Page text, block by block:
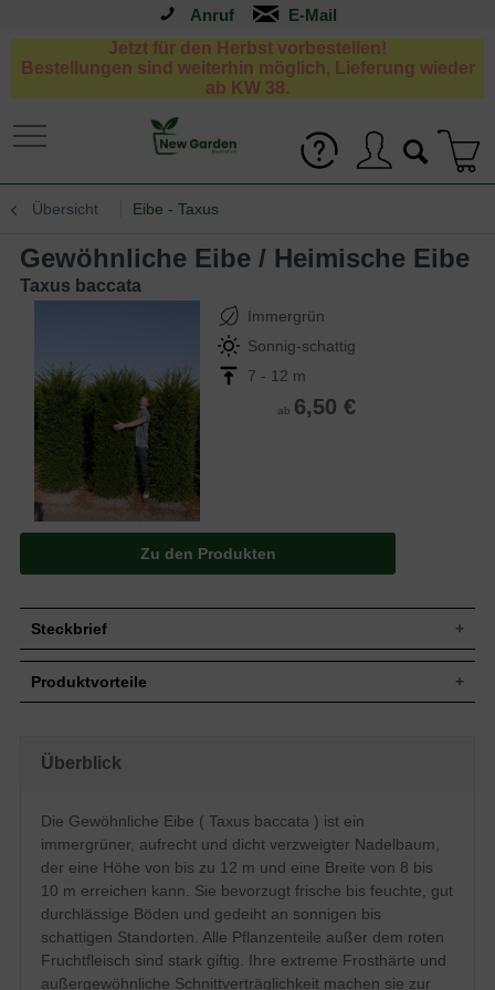
Anruf
Jetzt für den Herbst vorbestellen!
Bestellungen sind weiterhin möglich, Lieferung wieder
ab KW 38.
Übersicht Eibe - Taxus
Gewöhnliche Eibe / Heimische Eibe
Taxus baccata
Immergrün
Sonnig-schattig
7 - 12 m
ab 6,50 €
Zu den Produkten
Steckbrief
Zuwachs
Wuchsform
Frucht
Rote Beeren, nicht zum Verzehr geeignet
Blüte
Gelbliche Blütenköpfchen, im März und
April
Boden
Bevorzugt frische bis feuchte, gut
durchlässige und nahrhafte Untergründe,
insgesamt jedoch standorttolerant
Standort
Sonnig bis schattig
Produktvorteile
eignet sich auch für schmale Hecken
extrem robust und anspruchslos
starke, widerstandsfähige Wurzeln
verträgt keine extreme Trockenheit
verträgt keine Staunässe
geringer Jahreszuwachs
Überblick
Die Gewöhnliche Eibe ( Taxus baccata ) ist ein
immergrüner, aufrecht und dicht verzweigter Nadelbaum,
der eine Höhe von bis zu 12 m und eine Breite von 8 bis
10 m erreichen kann. Sie bevorzugt frische bis feuchte, gut
durchlässige Böden und gedeiht an sonnigen bis
schattigen Standorten. Alle Pflanzenteile außer dem roten
Fruchtfleisch sind stark giftig. Ihre extreme Frosthärte und
außergewöhnliche Schnittverträglichkeit machen sie zur